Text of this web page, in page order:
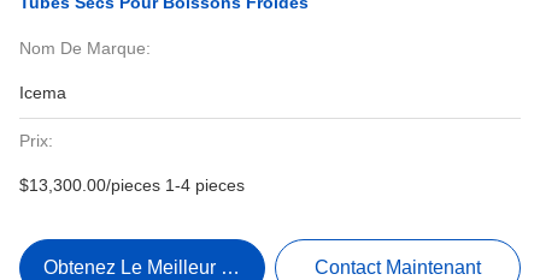
Nom De Marque:
Icema
Prix:
$13,300.00/pieces 1-4 pieces
Obtenez Le Meilleur Prix Contact Maintenant